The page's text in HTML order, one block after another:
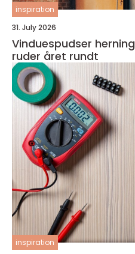
inspiration
31. July 2026
Vinduespudser herning sådan får du klare
ruder året rundt
inspiration